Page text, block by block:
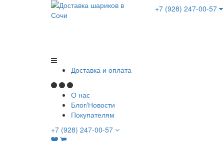
+7 (928) 247-00-57
Доставка и оплата
О нас
Блог/Новости
Покупателям
+7 (928) 247-00-57